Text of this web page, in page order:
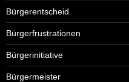
Bürgerentscheid
Bürgerfrustrationen
Bürgerinitiative
Bürgermeister